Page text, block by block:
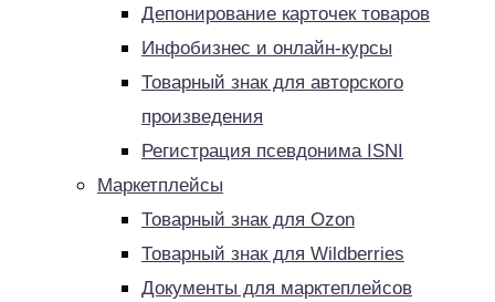
Депонирование карточек товаров
Инфобизнес и онлайн-курсы
Товарный знак для авторского
произведения
Регистрация псевдонима ISNI
Маркетплейсы
Товарный знак для Ozon
Товарный знак для Wildberries
Документы для марктеплейсов